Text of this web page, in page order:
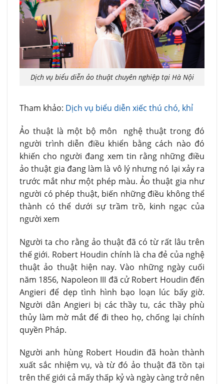
Dịch vụ biểu diễn ảo thuật chuyên nghiệp tại Hà Nội
Tham khảo: Dịch vụ biểu diễn xiếc thú chó, khỉ
Ảo thuật là một bộ môn nghệ thuật trong đó
người trình diễn điều khiển bằng cách nào đó
khiến cho người đang xem tin rằng những điều
ảo thuật gia đang làm là vô lý nhưng nó lại xảy ra
trước mắt như một phép màu. Ảo thuật gia như
người có phép thuật, biến những điều không thể
thành có thể dưới sự trầm trồ, kinh ngạc của
người xem
Người ta cho rằng ảo thuật đã có từ rất lâu trên
thế giới. Robert Houdin chính là cha đẻ của nghệ
thuật ảo thuật hiện nay. Vào những ngày cuối
năm 1856, Napoleon III đã cử Robert Houdin đến
Angieri để dẹp tình hình bạo loạn lúc bấy giờ.
Người dân Angieri bị các thầy tu, các thầy phù
thủy làm mờ mắt để đi theo họ, chống lại chính
quyền Pháp.
Người anh hùng Robert Houdin đã hoàn thành
xuất sắc nhiệm vụ, và từ đó ảo thuật đã tồn tại
trên thế giới cả mấy thấp kỷ và ngày càng trở nên